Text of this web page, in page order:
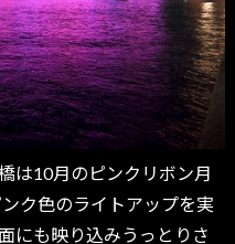
は10月のピンクリボン月
ク色のライトアップを実
にも映り込みうっとりさ